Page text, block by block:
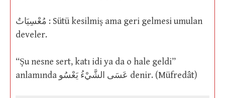
مُعْسِيَاتٌ : Sütü kesilmiş ama geri gelmesi umulan
develer.
“Şu nesne sert, katı idi ya da o hale geldi”
anlamında عَسَى الشَّيْءُ يَعْسُو denir. (Müfredât)